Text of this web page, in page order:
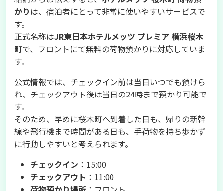
かりは、宿泊者にとって非常に使いやすいサービスで
す。
正式名称はJR東日本ホテルメッツ プレミア 横浜桜木
町で、フロントにて無料の荷物預かりに対応していま
す。
公式情報では、チェックイン前は当日いつでも預けら
れ、チェックアウト後は当日の24時まで預かり可能で
す。
そのため、早めに桜木町へ到着した日も、帰りの新幹
線や飛行機まで時間がある日も、手荷物を持ち歩かず
に行動しやすいと考えられます。
チェックイン ：15:00
チェックアウト ：11:00